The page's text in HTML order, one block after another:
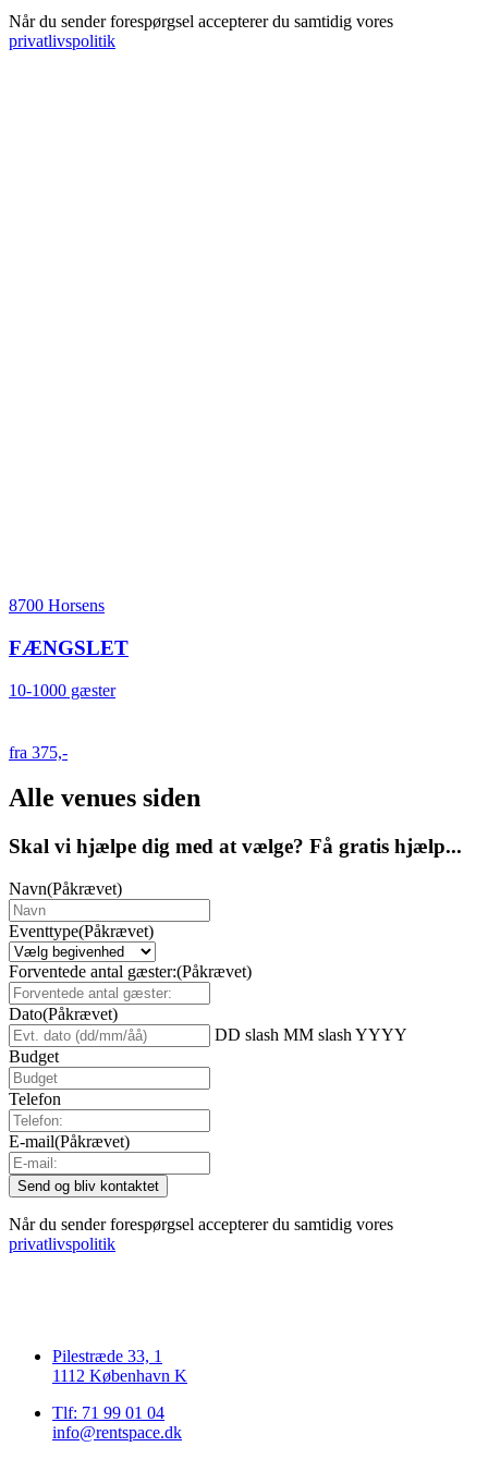
Når du sender forespørgsel accepterer du samtidig vores
privatlivspolitik
8700 Horsens
FÆNGSLET
10-1000 gæster
fra 375,-
Alle venues siden
Skal vi hjælpe dig med at vælge? Få gratis hjælp...
Navn(Påkrævet)
Eventtype(Påkrævet)
Forventede antal gæster:(Påkrævet)
Dato(Påkrævet)
DD slash MM slash YYYY
Budget
Telefon
E-mail(Påkrævet)
Når du sender forespørgsel accepterer du samtidig vores
privatlivspolitik
Pilestræde 33, 1
1112 København K
Tlf: 71 99 01 04
info@rentspace.dk